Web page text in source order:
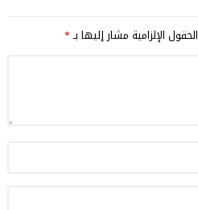
الحقول الإلزامية مشار إليها بـ*